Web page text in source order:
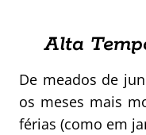
Alta
De meados de
os meses mais
férias (como em